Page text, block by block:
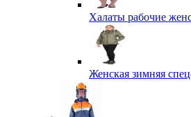
Халаты рабочие
Женская зимняя